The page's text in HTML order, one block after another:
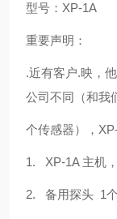
型号：XP-1A
重要声明：
.近有客户.映，
公司不同（和我
个传感器），
1. XP-1A 主机
2. 备用探头 1个